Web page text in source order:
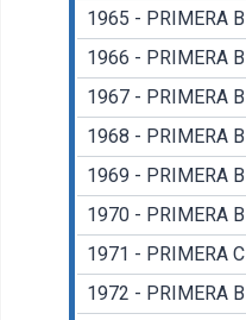
1965 - PRIMERA B
1966 - PRIMERA B
1967 - PRIMERA B
1968 - PRIMERA B
1969 - PRIMERA B
1970 - PRIMERA B
1971 - PRIMERA C
1972 - PRIMERA B